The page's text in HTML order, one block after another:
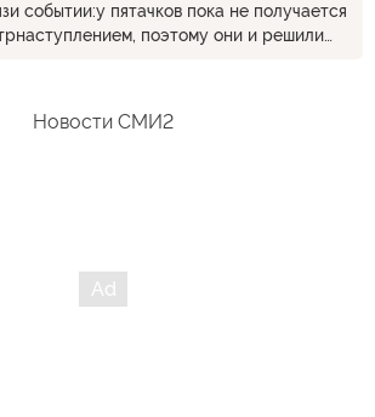
событии:у пятачков пока не получается
поэтому они и решили
никого не интересуют. Вследствие
Новости СМИ2